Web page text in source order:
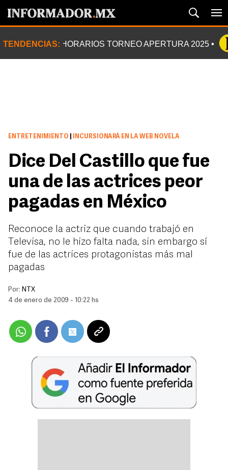
TENDENCIAS: HORARIOS TORNEO APERTURA 2025
ENTRETENIMIENTO INCURSIONARÁ EN LA WEB NOVELA
Dice Del Castillo que fue
una de las actrices peor
pagadas en México
Reconoce la actriz que cuando trabajó en
Televisa, no le hizo falta nada, sin embargo sí
fue de las actrices protagonistas más mal
pagadas
Por: NTX
4 de enero de 2009 - 10:22 hs